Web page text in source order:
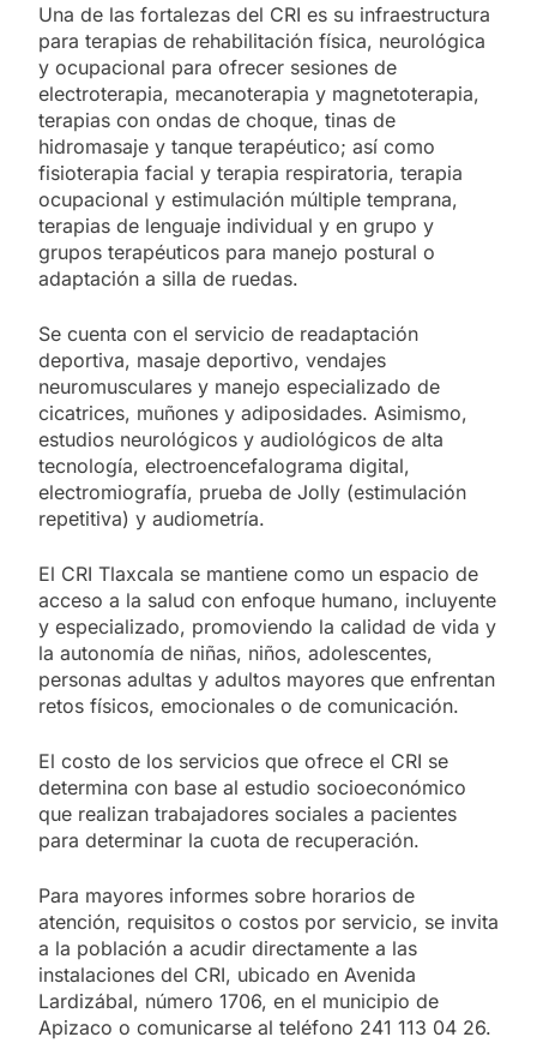
Una de las fortalezas del CRI es su infraestructura
para terapias de rehabilitación física, neurológica
y ocupacional para ofrecer sesiones de
electroterapia, mecanoterapia y magnetoterapia,
terapias con ondas de choque, tinas de
hidromasaje y tanque terapéutico; así como
fisioterapia facial y terapia respiratoria, terapia
ocupacional y estimulación múltiple temprana,
terapias de lenguaje individual y en grupo y
grupos terapéuticos para manejo postural o
adaptación a silla de ruedas.
Se cuenta con el servicio de readaptación
deportiva, masaje deportivo, vendajes
neuromusculares y manejo especializado de
cicatrices, muñones y adiposidades. Asimismo,
estudios neurológicos y audiológicos de alta
tecnología, electroencefalograma digital,
electromiografía, prueba de Jolly (estimulación
repetitiva) y audiometría.
El CRI Tlaxcala se mantiene como un espacio de
acceso a la salud con enfoque humano, incluyente
y especializado, promoviendo la calidad de vida y
la autonomía de niñas, niños, adolescentes,
personas adultas y adultos mayores que enfrentan
retos físicos, emocionales o de comunicación.
El costo de los servicios que ofrece el CRI se
determina con base al estudio socioeconómico
que realizan trabajadores sociales a pacientes
para determinar la cuota de recuperación.
Para mayores informes sobre horarios de
atención, requisitos o costos por servicio, se invita
a la población a acudir directamente a las
instalaciones del CRI, ubicado en Avenida
Lardizábal, número 1706, en el municipio de
Apizaco o comunicarse al teléfono 241 113 04 26.